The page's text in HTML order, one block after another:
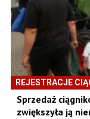
REJESTRACJE
Sprzedaż
zwiększyła ją